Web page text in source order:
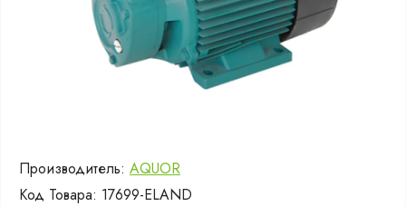
Производитель: AQUOR
Код Товара: 17699-ELAND